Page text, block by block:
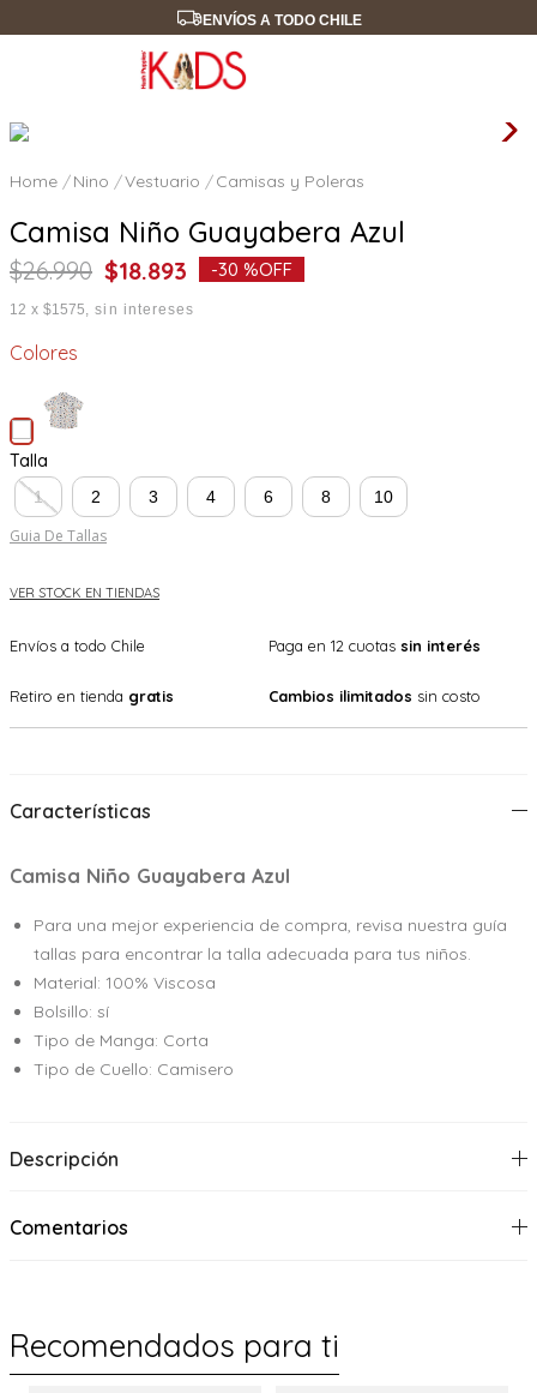
ENVÍOS A TODO CHILE
Nino Vestuario Camisas y Poleras
Camisa Niño Guayabera Azul
$26.990 $18.893 -30 %OFF
12 x $1575 sin intereses
Colores
Talla
1 2 3 4 6 8 10
Guia De Tallas
VER STOCK EN TIENDAS
Envíos a todo Chile Paga en 12 cuotas sin interés
Retiro en tienda gratis Cambios ilimitados sin costo
Características
Camisa Niño Guayabera Azul
Para una mejor experiencia de compra, revisa nuestra guía
tallas para encontrar la talla adecuada para tus niños.
Material: 100% Viscosa
Bolsillo: sí
Tipo de Manga: Corta
Tipo de Cuello: Camisero
Descripción
Comentarios
Recomendados para ti